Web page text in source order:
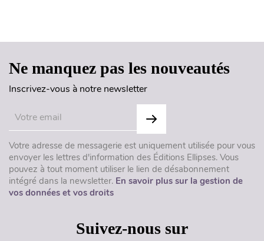
Ne manquez pas les nouveautés
Inscrivez-vous à notre newsletter
Votre adresse de messagerie est uniquement utilisée pour vous
envoyer les lettres d'information des Éditions Ellipses. Vous
pouvez à tout moment utiliser le lien de désabonnement
intégré dans la newsletter. En savoir plus sur la gestion de
vos données et vos droits
Suivez-nous sur